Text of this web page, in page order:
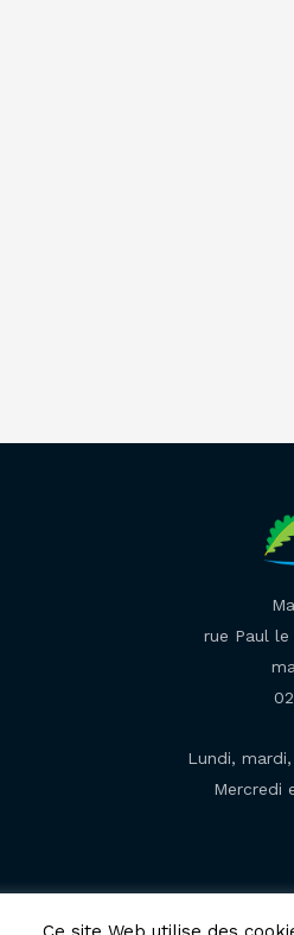
rue Paul
Lundi,
Mercredi